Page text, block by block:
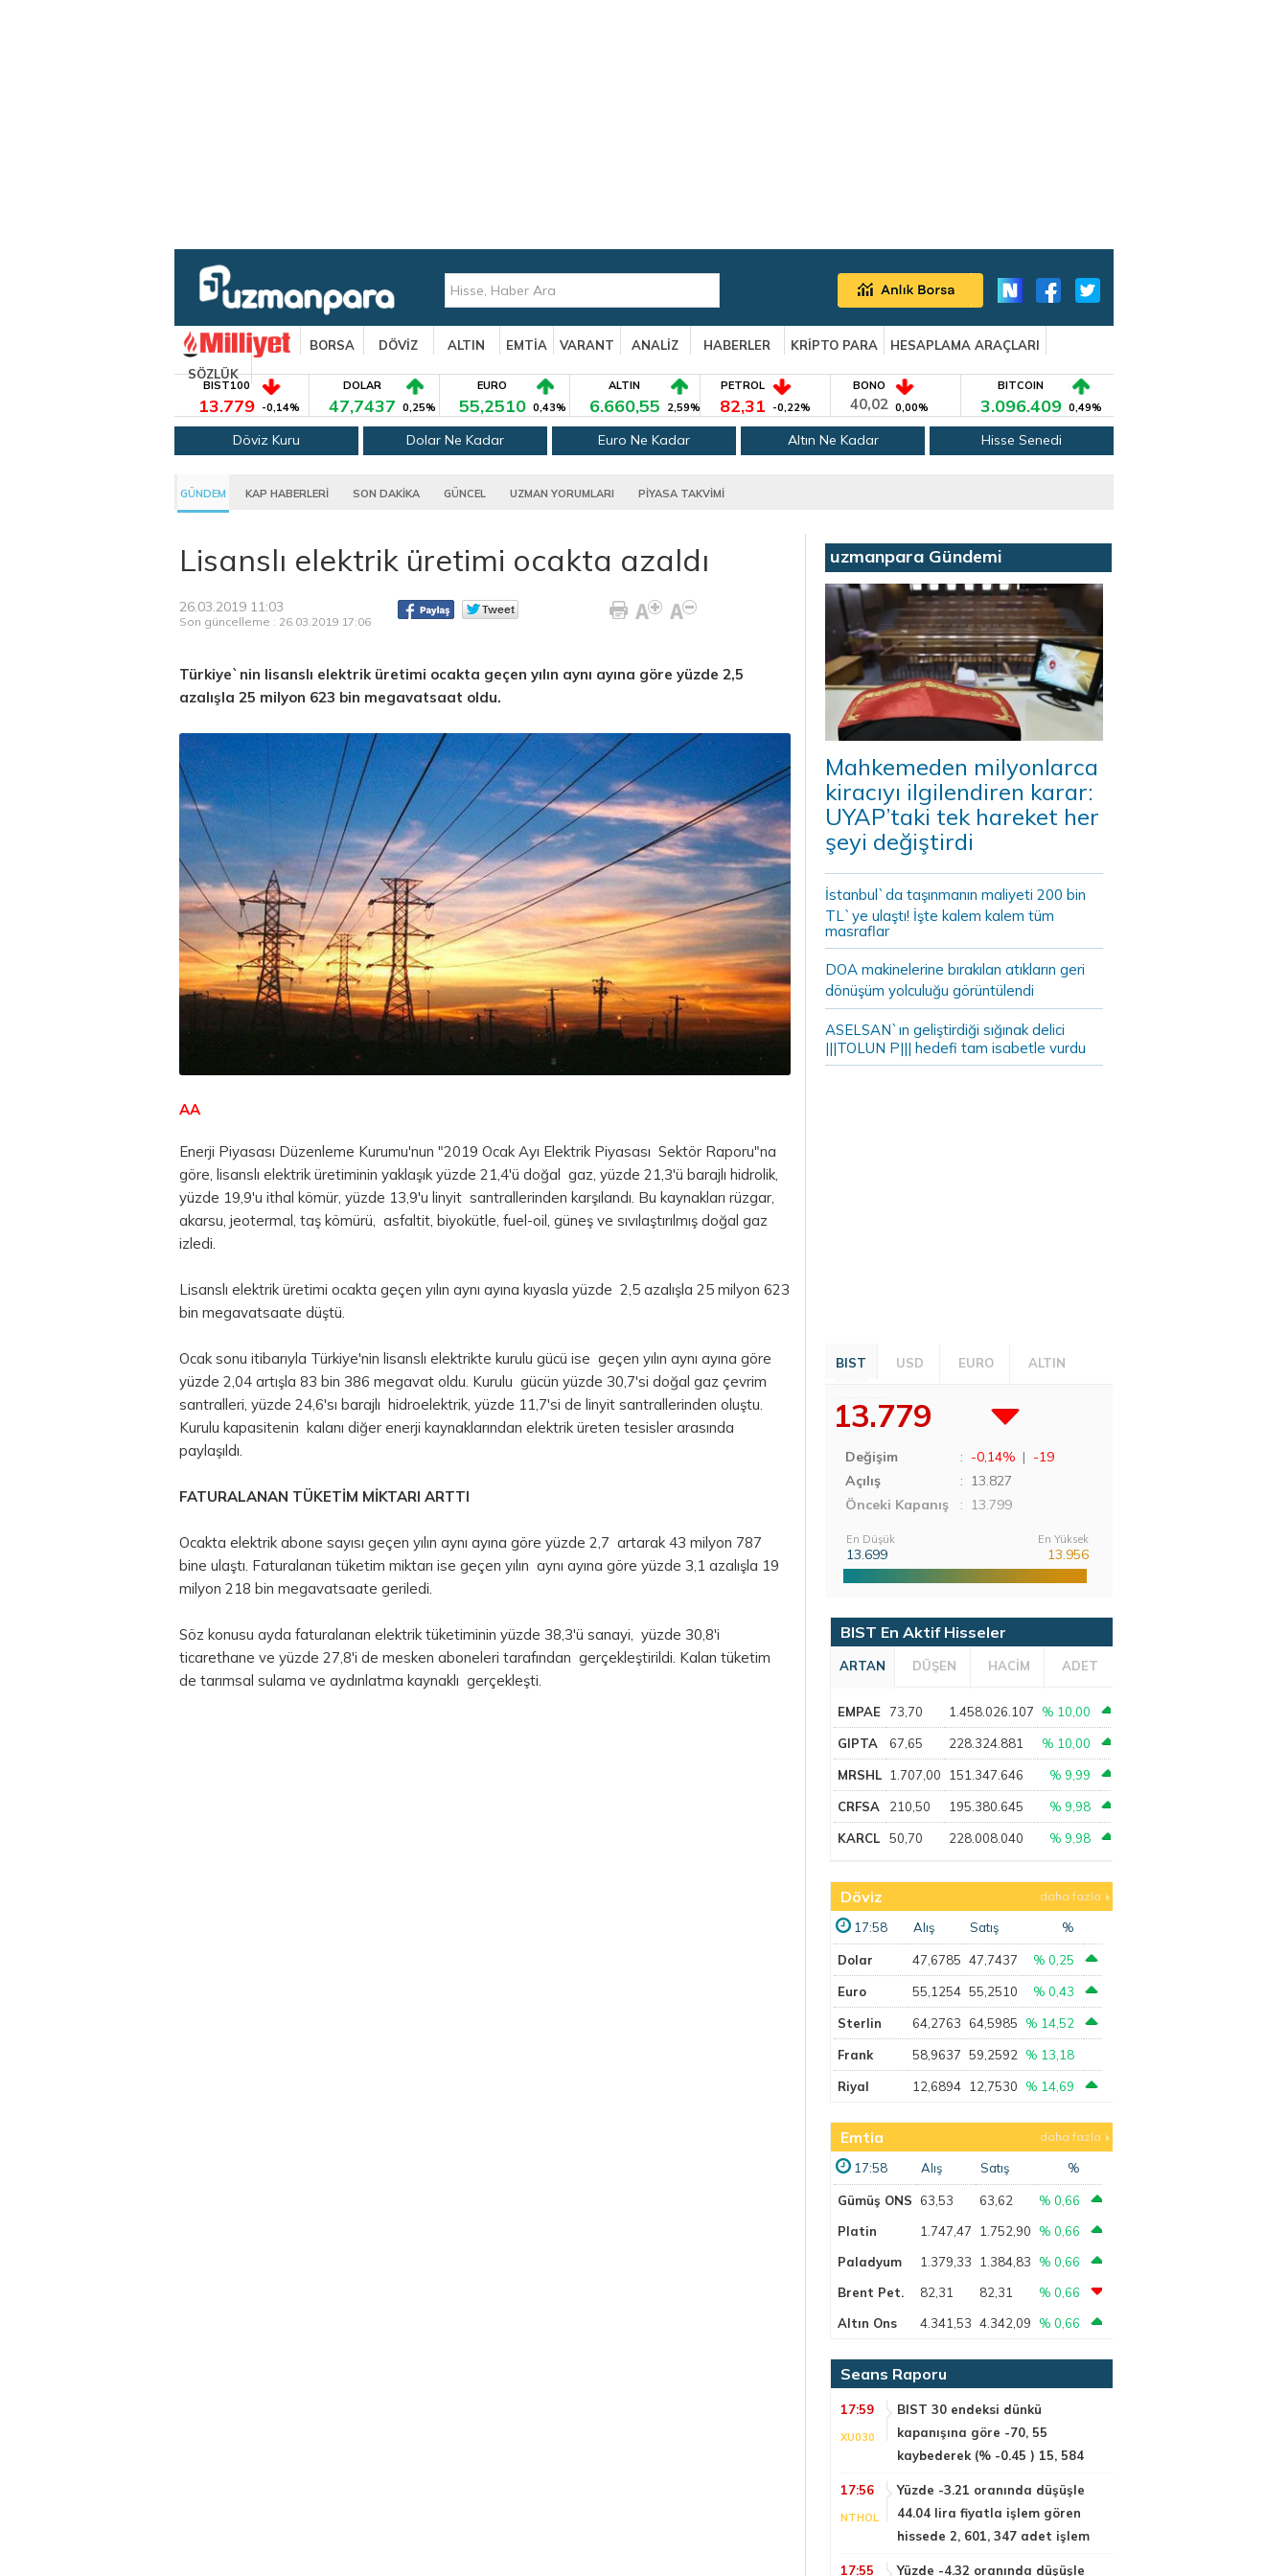
BORSA DÖVİZ ALTIN EMTİA VARANT ANALİZ HABERLER KRİPTO PARA
HESAPLAMA ARAÇLARI
SÖZLÜK
BIST100
13.779 -0,14%
DOLAR
47,7437 0,25%
EURO
55,2510 0,43%
ALTIN
6.660,55 2,59%
PETROL
82,31 -0,22%
BONO
40,02 0,00%
BITCOIN
3.096.409 0,49%
Döviz Kuru Dolar Ne Kadar Euro Ne Kadar Altın Ne Kadar Hisse Senedi
GÜNDEM KAP HABERLERİ SON DAKİKA GÜNCEL UZMAN YORUMLARI PİYASA TAKVİMİ
Lisanslı elektrik üretimi ocakta azaldı
26.03.2019 11:03
Son güncelleme : 26.03.2019 17:06
Türkiye`nin lisanslı elektrik üretimi ocakta geçen yılın aynı ayına göre yüzde 2,5
azalışla 25 milyon 623 bin megavatsaat oldu.
AA
Enerji Piyasası Düzenleme Kurumu'nun "2019 Ocak Ayı Elektrik Piyasası Sektör Raporu"na
göre, lisanslı elektrik üretiminin yaklaşık yüzde 21,4'ü doğal gaz, yüzde 21,3'ü barajlı hidrolik,
yüzde 19,9'u ithal kömür, yüzde 13,9'u linyit santrallerinden karşılandı. Bu kaynakları rüzgar,
akarsu, jeotermal, taş kömürü, asfaltit, biyokütle, fuel-oil, güneş ve sıvılaştırılmış doğal gaz
izledi.
Lisanslı elektrik üretimi ocakta geçen yılın aynı ayına kıyasla yüzde 2,5 azalışla 25 milyon 623
bin megavatsaate düştü.
Ocak sonu itibarıyla Türkiye'nin lisanslı elektrikte kurulu gücü ise geçen yılın aynı ayına göre
yüzde 2,04 artışla 83 bin 386 megavat oldu. Kurulu gücün yüzde 30,7'si doğal gaz çevrim
santralleri, yüzde 24,6'sı barajlı hidroelektrik, yüzde 11,7'si de linyit santrallerinden oluştu.
Kurulu kapasitenin kalanı diğer enerji kaynaklarından elektrik üreten tesisler arasında
paylaşıldı.
FATURALANAN TÜKETİM MİKTARI ARTTI
Ocakta elektrik abone sayısı geçen yılın aynı ayına göre yüzde 2,7 artarak 43 milyon 787
bine ulaştı. Faturalanan tüketim miktarı ise geçen yılın aynı ayına göre yüzde 3,1 azalışla 19
milyon 218 bin megavatsaate geriledi.
Söz konusu ayda faturalanan elektrik tüketiminin yüzde 38,3'ü sanayi, yüzde 30,8'i
ticarethane ve yüzde 27,8'i de mesken aboneleri tarafından gerçekleştirildi. Kalan tüketim
de tarımsal sulama ve aydınlatma kaynaklı gerçekleşti.
uzmanpara Gündemi
Mahkemeden milyonlarca
kiracıyı ilgilendiren karar:
UYAP’taki tek hareket her
şeyi değiştirdi
İstanbul`da taşınmanın maliyeti 200 bin
TL`ye ulaştı! İşte kalem kalem tüm
masraflar
DOA makinelerine bırakılan atıkların geri
dönüşüm yolculuğu görüntülendi
ASELSAN`ın geliştirdiği sığınak delici
|||TOLUN P||| hedefi tam isabetle vurdu
BIST USD EURO ALTIN
13.779
Değişim : -0,14% | -19
Açılış
: 13.827
Önceki Kapanış
: 13.799
En Düşük
13.699
En Yüksek
13.956
BIST En Aktif Hisseler
ARTAN DÜŞEN HACİM ADET
EMPAE 73,70 1.458.026.107 % 10,00
GIPTA 67,65 228.324.881 % 10,00
MRSHL 1.707,00 151.347.646 % 9,99
CRFSA 210,50 195.380.645 % 9,98
KARCL 50,70 228.008.040 % 9,98
Döviz daha fazla
17:58 Alış Satış %
Dolar 47,6785 47,7437 % 0,25
Euro 55,1254 55,2510 % 0,43
Sterlin 64,2763 64,5985 % 14,52
Frank 58,9637 59,2592 % 13,18
Riyal 12,6894 12,7530 % 14,69
Emtia daha fazla
17:58 Alış Satış %
Gümüş ONS 63,53 63,62
% 0,66
Platin
1.747,47 1.752,90
% 0,66
Paladyum
1.379,33 1.384,83
% 0,66
Brent Pet.
82,31 82,31
% 0,66
Altın Ons
4.341,53 4.342,09 % 0,66
Seans Raporu
17:59
XU030
BIST 30 endeksi dünkü
kapanışına göre -70, 55
kaybederek (% -0.45 ) 15, 584
17:56
NTHOL
Yüzde -3.21 oranında düşüşle
44.04 lira fiyatla işlem gören
hissede 2, 601, 347 adet işlem
17:55
Yüzde -4.32 oranında düşüşle